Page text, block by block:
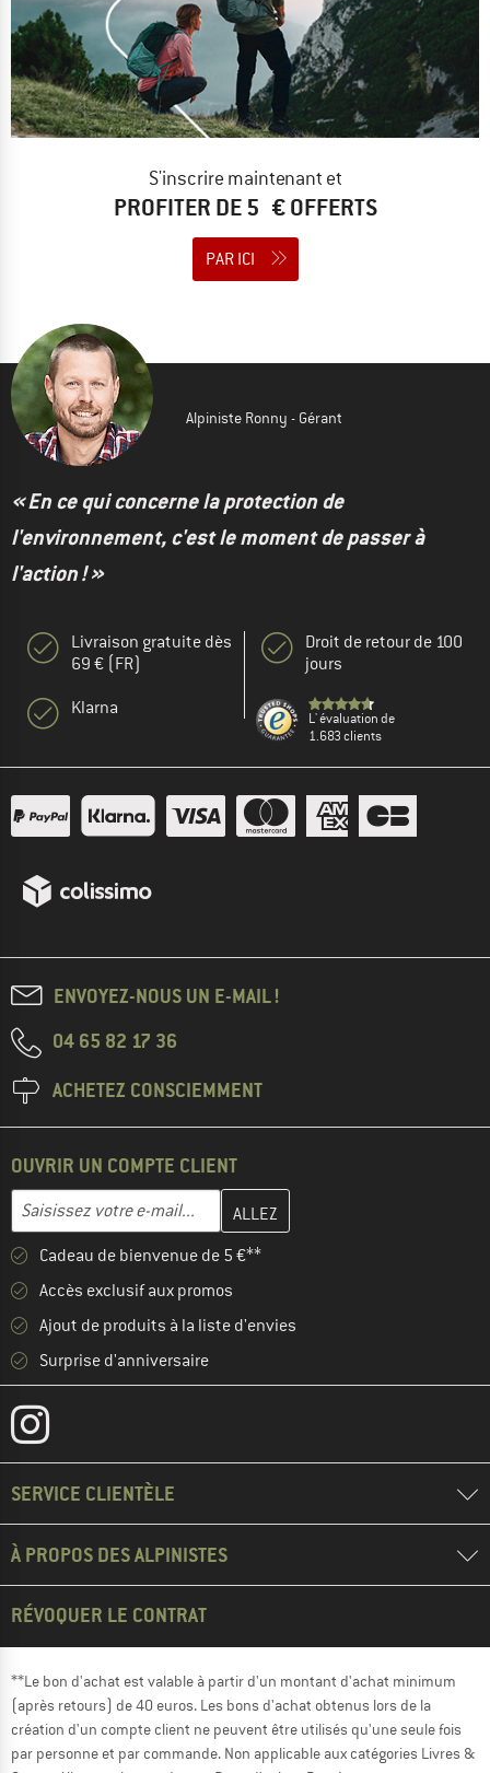
S'inscrire maintenant et
PROFITER DE 5 € OFFERTS
PAR ICI
Alpiniste Ronny - Gérant
« En ce qui concerne la protection de
l'environnement, c'est le moment de passer à
l'action ! »
Livraison gratuite dès
69 € (FR)
Klarna
Droit de retour de 100
jours
L' évaluation de
1.683 clients
ENVOYEZ-NOUS UN E-MAIL !
04 65 82 17 36
ACHETEZ CONSCIEMMENT
OUVRIR UN COMPTE CLIENT
Adresse e-mail
Entrez votre adresse e-mail ici et créez votre compte client à la
Cadeau de bienvenue de 5 €**
Accès exclusif aux promos
Ajout de produits à la liste d'envies
Surprise d'anniversaire
SERVICE CLIENTÈLE
À PROPOS DES ALPINISTES
RÉVOQUER LE CONTRAT
**Le bon d'achat est valable à partir d'un montant d'achat minimum
(après retours) de 40 euros. Les bons d'achat obtenus lors de la
création d'un compte client ne peuvent être utilisés qu'une seule fois
par personne et par commande. Non applicable aux catégories Livres &